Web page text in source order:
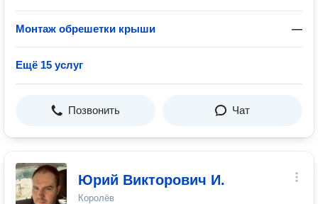
Монтаж обрешетки крыши —
Ещё 15 услуг
Позвонить Чат
Юрий Викторович И.
Королёв